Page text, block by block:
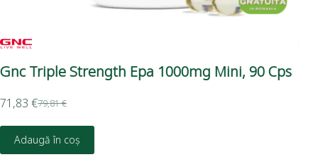
Gnc Triple Strength Epa 1000mg Mini, 90 Cps
79,81€
71,83 €
Adaugă în coș